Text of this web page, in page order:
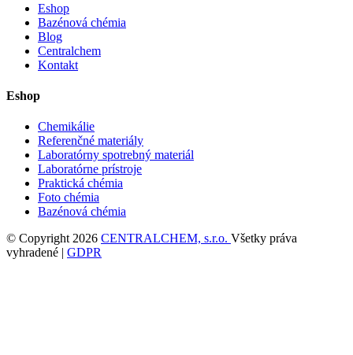
Eshop
Bazénová chémia
Blog
Centralchem
Kontakt
Eshop
Chemikálie
Referenčné materiály
Laboratórny spotrebný materiál
Laboratórne prístroje
Praktická chémia
Foto chémia
Bazénová chémia
© Copyright 2026 CENTRALCHEM, s.r.o. Všetky práva
vyhradené | GDPR